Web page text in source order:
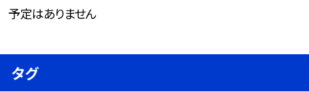
予定はありません
タグ